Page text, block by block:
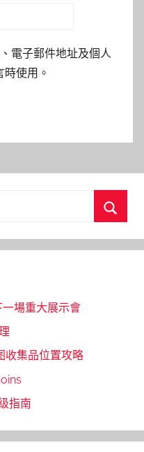
電子郵件地址及個人
使用。
場重大展示會
收集品位置攻略
指南